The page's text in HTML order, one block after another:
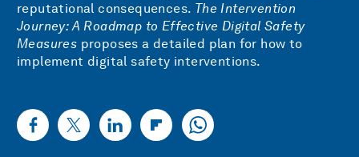
reputational consequences. The Intervention
Journey: A Roadmap to Effective Digital Safety
Measures proposes a detailed plan for how to
implement digital safety interventions.